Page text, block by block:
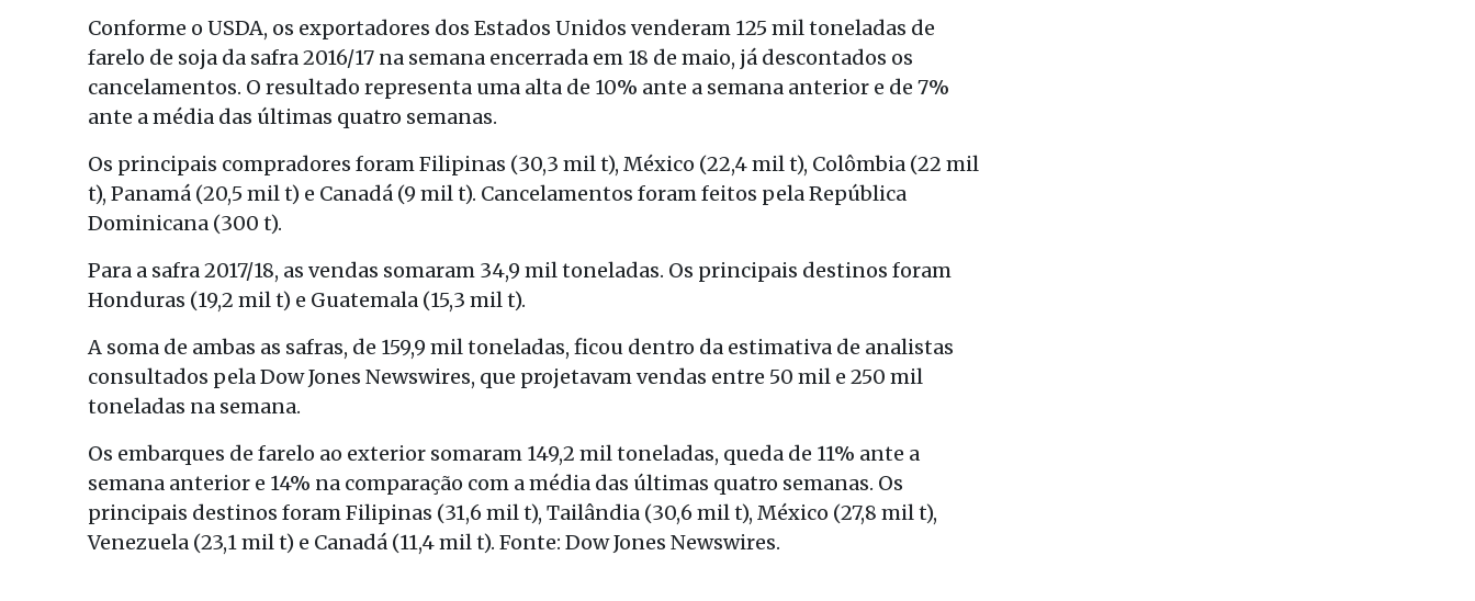
Conforme o USDA, os exportadores dos Estados Unidos venderam 125 mil toneladas de
farelo de soja da safra 2016/17 na semana encerrada em 18 de maio, já descontados os
cancelamentos. O resultado representa uma alta de 10% ante a semana anterior e de 7%
ante a média das últimas quatro semanas.
Os principais compradores foram Filipinas (30,3 mil t), México (22,4 mil t), Colômbia (22 mil
t), Panamá (20,5 mil t) e Canadá (9 mil t). Cancelamentos foram feitos pela República
Dominicana (300 t).
Para a safra 2017/18, as vendas somaram 34,9 mil toneladas. Os principais destinos foram
Honduras (19,2 mil t) e Guatemala (15,3 mil t).
A soma de ambas as safras, de 159,9 mil toneladas, ficou dentro da estimativa de analistas
consultados pela Dow Jones Newswires, que projetavam vendas entre 50 mil e 250 mil
toneladas na semana.
Os embarques de farelo ao exterior somaram 149,2 mil toneladas, queda de 11% ante a
semana anterior e 14% na comparação com a média das últimas quatro semanas. Os
principais destinos foram Filipinas (31,6 mil t), Tailândia (30,6 mil t), México (27,8 mil t),
Venezuela (23,1 mil t) e Canadá (11,4 mil t). Fonte: Dow Jones Newswires.